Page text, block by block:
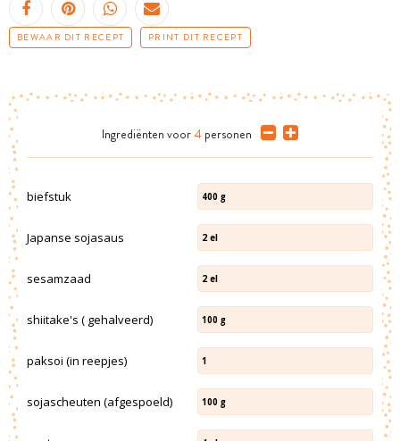
BEWAAR DIT RECEPT PRINT DIT RECEPT
Ingrediënten voor 4 personen
biefstuk 400 g
Japanse sojasaus 2 el
sesamzaad 2 el
shiitake's ( gehalveerd) 100 g
paksoi (in reepjes) 1
sojascheuten (afgespoeld) 100 g